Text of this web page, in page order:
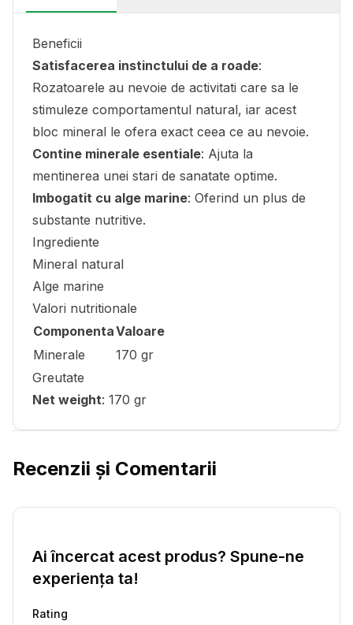
Beneficii
Satisfacerea instinctului de a roade:
Rozatoarele au nevoie de activitati care sa le
stimuleze comportamentul natural, iar acest
bloc mineral le ofera exact ceea ce au nevoie.
Contine minerale esentiale: Ajuta la
mentinerea unei stari de sanatate optime.
Imbogatit cu alge marine: Oferind un plus de
substante nutritive.
Ingrediente
Mineral natural
Alge marine
Valori nutritionale
ComponentaValoare
Minerale
170 gr
Greutate
Net weight: 170 gr
Recenzii și Comentarii
Ai încercat acest produs? Spune-ne
experiența ta!
Rating